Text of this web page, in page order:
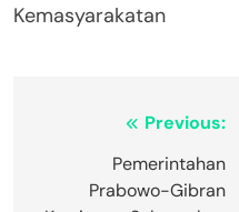
Kemasyarakatan
navigation
Previous:
Pemerintahan
Prabowo-Gibran